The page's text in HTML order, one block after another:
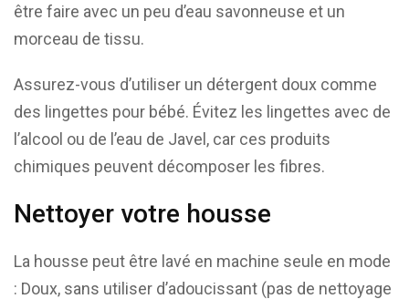
être faire avec un peu d’eau savonneuse et un
morceau de tissu.
Assurez-vous d’utiliser un détergent doux comme
des lingettes pour bébé. Évitez les lingettes avec de
l’alcool ou de l’eau de Javel, car ces produits
chimiques peuvent décomposer les fibres.
Nettoyer votre housse
La housse peut être lavé en machine seule en mode
: Doux, sans utiliser d’adoucissant (pas de nettoyage